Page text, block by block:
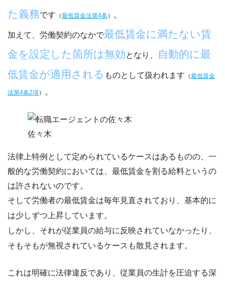
た義務です （最低賃金法第4条 ） 。
加えて、労働契約のなかで最低賃金に満たない賃
金を設定した箇所は無効となり、
自動的に最
低賃金が適用される ものとして扱われます （最低賃金
法第4条2項） 。
佐々木
法律上特例として定められているケースはあるものの、 一
般的な労働契約においては、最低賃金を割る給料というの
は許されないのです。
そして労働者の最低賃金は毎年見直されており、基本的に
は少しずつ上昇しています。
しかし、それが従業員の給与に反映されていなかったり、
そもそもが無視されているケースも散見されます。
これは明確に法律違反であり、 従業員の生計を圧迫する深